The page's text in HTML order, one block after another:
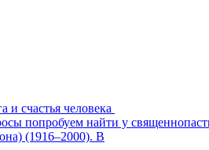
и счастья человека
попробуем найти у
(1916–2000). В